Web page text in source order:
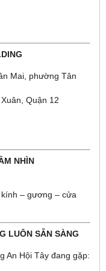
Mai, phường Tân
Quận 12
NHÌN
– gương – cửa
LUÔN SẴN SÀNG
An Hội Tây đang gặp: